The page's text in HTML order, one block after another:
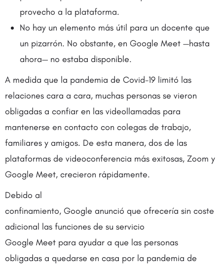
provecho a la plataforma.
No hay un elemento más útil para un docente que
un pizarrón. No obstante, en Google Meet —hasta
ahora— no estaba disponible.
A medida que la pandemia de Covid-19 limitó las
relaciones cara a cara, muchas personas se vieron
obligadas a confiar en las videollamadas para
mantenerse en contacto con colegas de trabajo,
familiares y amigos. De esta manera, dos de las
plataformas de videoconferencia más exitosas, Zoom y
Google Meet, crecieron rápidamente.
Debido al
confinamiento, Google anunció que ofrecería sin coste
adicional las funciones de su servicio
Google Meet para ayudar a que las personas
obligadas a quedarse en casa por la pandemia de